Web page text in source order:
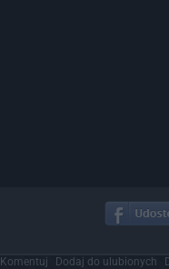
Komentuj Dodaj do ulubionych